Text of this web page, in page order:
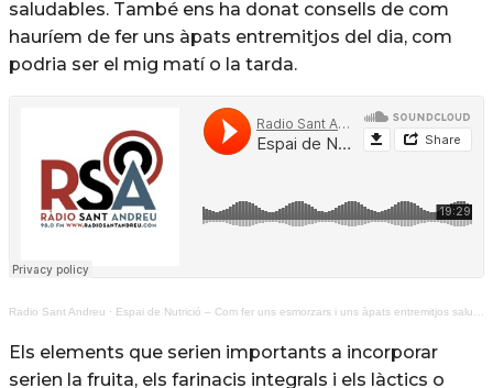
saludables. També ens ha donat consells de com
hauríem de fer uns àpats entremitjos del dia, com
podria ser el mig matí o la tarda.
Radio Sant Andreu · Espai de Nutrició – Com fer uns esmorzars i uns àpats entremitjos saludables
Els elements que serien importants a incorporar
serien la fruita, els farinacis integrals i els làctics o